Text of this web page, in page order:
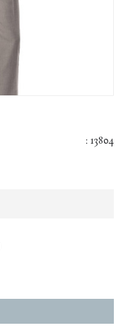
: 13804